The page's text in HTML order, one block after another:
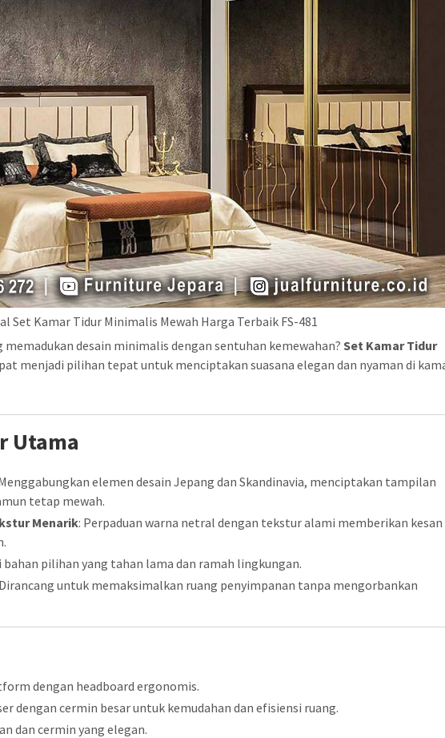
Set Kamar Tidur Minimalis Mewah Harga Terbaik FS-481
memadukan desain minimalis dengan sentuhan kemewahan?Set Kamar Tidur
menjadi pilihan tepat untuk menciptakan suasana elegan dan nyaman di
Utama
elemen desain Jepang dan Skandinavia, menciptakan tampilan
tetap mewah.
Menarik: Perpaduan warna netral dengan tekstur alami memberikan kesan
bahan pilihan yang tahan lama dan ramah lingkungan.
untuk memaksimalkan ruang penyimpanan tanpa mengorbankan
dengan headboard ergonomis.
dengan cermin besar untuk kemudahan dan efisiensi ruang.
dan cermin yang elegan.